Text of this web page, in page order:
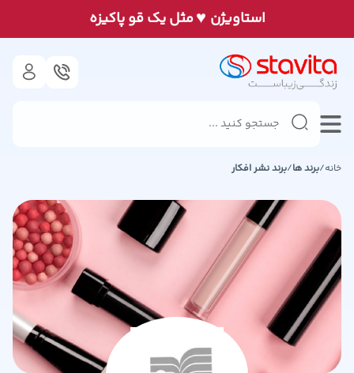
استاويژن ♥مثل يک قو پاكيزه
خانه/برند ها/برندنشر افکار